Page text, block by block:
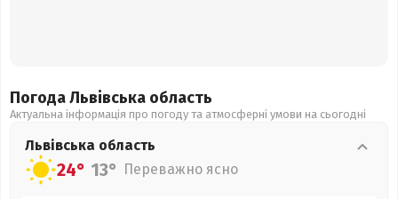
Погода Львівська область
Актуальна інформація про погоду та атмосферні умови на сьогодні
Львівська область
24° 13° Переважно ясно